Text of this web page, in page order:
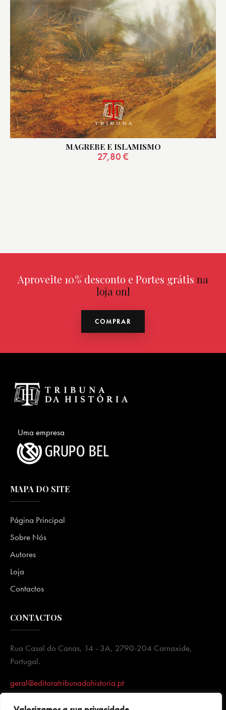
MAGREBE E ISLAMISMO
27,80 €
Aproveite 10%desconto e Portes grátis na
loja online
COMPRAR
Uma empresa
MAPA DO SITE
Página Principal
Sobre Nós
Autores
Loja
Contactos
CONTACTOS
Rua Casal do Canas, 14 - 3A, 2790-204 Carnaxide,
Portugal.
geral@editoratribunadahistoria.pt